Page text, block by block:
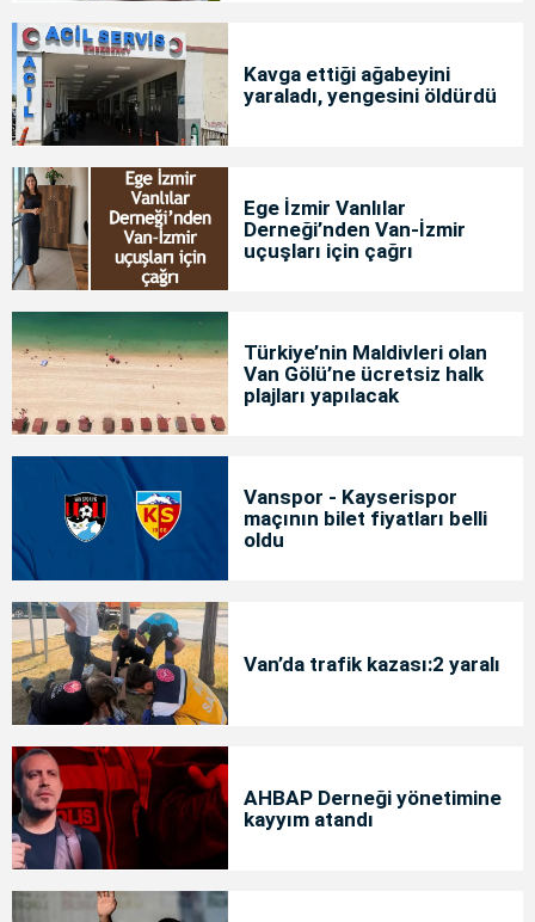
Kavga ettiği ağabeyini
yaraladı, yengesini öldürdü
Ege İzmir Vanlılar
Derneği’nden Van-İzmir
uçuşları için çağrı
Türkiye’nin Maldivleri olan
Van Gölü’ne ücretsiz halk
plajları yapılacak
Vanspor - Kayserispor
maçının bilet fiyatları belli
oldu
Van’da trafik kazası:2 yaralı
AHBAP Derneği yönetimine
kayyım atandı